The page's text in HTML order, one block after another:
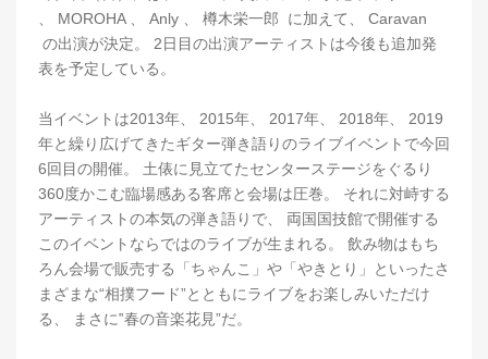
、 MOROHA 、 Anly 、 樽木栄一郎 に加えて、 Caravan
の出演が決定。 2日目の出演アーティストは今後も追加発
表を予定している。
当イベントは2013年、 2015年、 2017年、 2018年、 2019
年と繰り広げてきたギター弾き語りのライブイベントで今回
6回目の開催。 土俵に見立てたセンターステージをぐるり
360度かこむ臨場感ある客席と会場は圧巻。 それに対峙する
アーティストの本気の弾き語りで、 両国国技館で開催する
このイベントならではのライブが生まれる。 飲み物はもち
ろん会場で販売する「ちゃんこ」や「やきとり」といったさ
まざまな“相撲フード”とともにライブをお楽しみいただけ
る、 まさに‟春の音楽花見”だ。